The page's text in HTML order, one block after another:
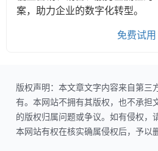
案，助力企业的数字化转型。
免费试用
版权声明：本文章文字内容来自第三
有。本网站不拥有其版权，也不承担
的版权归属问题或争议。如有侵权，
本网站有权在核实确属侵权后，予以